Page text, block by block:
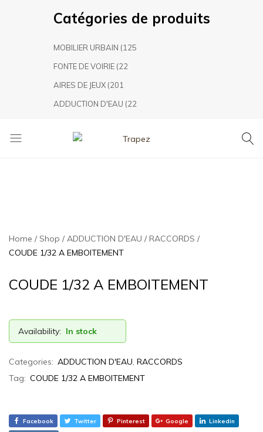
Catégories de produits
MOBILIER URBAIN (125
FONTE DE VOIRIE (22
AIRES DE JEUX (201
ADDUCTION D'EAU (22
le
secteur
Urbain
:Mobilier
,
Aires
jeux,
Fonte
Home Shop ADDUCTION D'EAU
RACCORDS
COUDE 1/32 A EMBOITEMENT
COUDE 1/32 A EMBOITEMENT
Availability: In stock
Categories: ADDUCTION D'EAU, RACCORDS
Tag: COUDE 1/32 A EMBOITEMENT
Facebook Twitter Pinterest Google Linkedin